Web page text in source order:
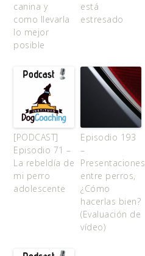
canina y
como llevarla
lo mejor
posible
está
estresado
[PODCAST]
Episodio 71 –
La rebeldía de
mi perro
adolescente
Episodio 193
–
Presentaciones
entre perros,
¿Cómo
hacerlas bien?
(Evaluación de
vídeo)